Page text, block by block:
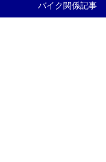
バイク関係記事